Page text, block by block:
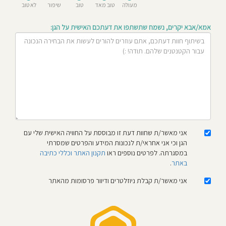
מעולה טוב מאד טוב
שיפור
לא טוב
אמא/אבא יקרים, נשמח שתשתפו את דעתכם האישית על הגן:
אני מאשר/ת שחוות דעת זו מבוססת על החוויה האישית שלי עם
הגן וכי אני אחראי/ת לנכונות המידע והפרטים שמסרתי
במסגרתה. לפרטים נוספים ראו תקנון האתר וכללי כתיבה
באתר.
אני מאשר/ת קבלת ניוזלטרים ודיוור פרסומות מהאתר